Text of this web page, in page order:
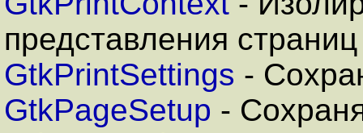
представления страниц
GtkPrintSettings -
GtkPageSetup -